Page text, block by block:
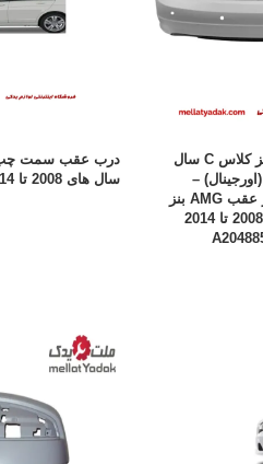
سپر عقب AMG بنز کلاس C سال
های 2008 تا 2014 (اورجینال) –
A2048853025سپر عقب AMG بنز
کلاس C سال های 2008 تا 2014
سال های 2008 تا 2014